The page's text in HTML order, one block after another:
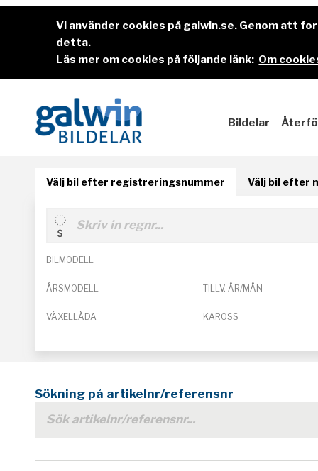
Vi använder cookies på galwin.se. Genom att
detta.
Läs mer om cookies på följande länk: Om
Bildelar
Välj bil efter registreringsnummer Välj bil efter
BILMODELL
ÅRSMODELL TILLV. ÅR/MÅN
VÄXELLÅDA KAROSS
Sökning på artikelnr/referensnr